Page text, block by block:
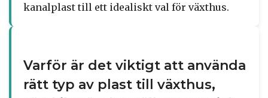
kanalplast till ett idealiskt val för växthus.
Varför är det viktigt att använda
rätt typ av plast till växthus,